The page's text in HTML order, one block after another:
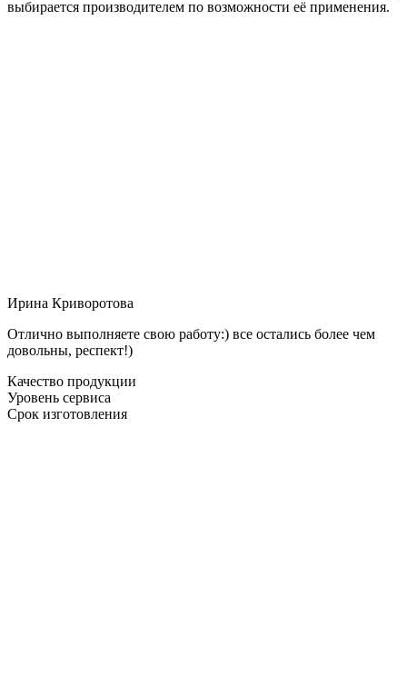
выбирается производителем по возможности её применения.
Ирина Криворотова
Отлично выполняете свою работу:) все остались более чем
довольны, респект!)
Качество продукции
Уровень сервиса
Срок изготовления